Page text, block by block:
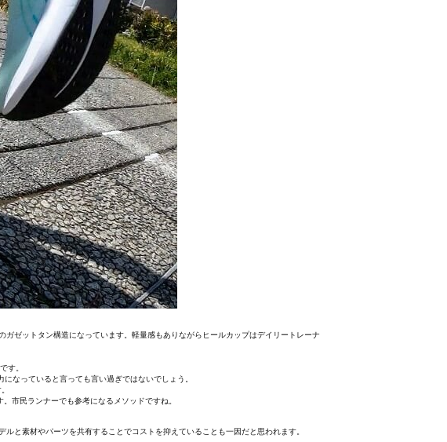
ゼットタン構造になっています。軽量感もありながらヒールカップはデイリートレーナ
す。
なっていると言っても言い過ぎではないでしょう。
市民ランナーでも参考になるメソッドですね。
と素材やパーツを共有することでコストを抑えていることも一因だと思われます。